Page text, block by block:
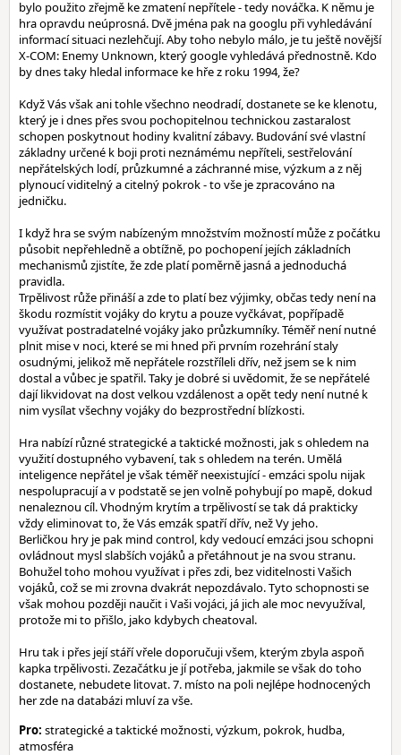
bylo použito zřejmě ke zmatení nepřítele - tedy nováčka. K němu je
hra opravdu neúprosná. Dvě jména pak na googlu při vyhledávání
informací situaci nezlehčují. Aby toho nebylo málo, je tu ještě novější
X-COM: Enemy Unknown, který google vyhledává přednostně. Kdo
by dnes taky hledal informace ke hře z roku 1994, že?
Když Vás však ani tohle všechno neodradí, dostanete se ke klenotu,
který je i dnes přes svou pochopitelnou technickou zastaralost
schopen poskytnout hodiny kvalitní zábavy. Budování své vlastní
základny určené k boji proti neznámému nepříteli, sestřelování
nepřátelských lodí, průzkumné a záchranné mise, výzkum a z něj
plynoucí viditelný a citelný pokrok - to vše je zpracováno na
jedničku.
I když hra se svým nabízeným množstvím možností může z počátku
působit nepřehledně a obtížně, po pochopení jejích základních
mechanismů zjistíte, že zde platí poměrně jasná a jednoduchá
pravidla.
Trpělivost růže přináší a zde to platí bez výjimky, občas tedy není na
škodu rozmístit vojáky do krytu a pouze vyčkávat, popřípadě
využívat postradatelné vojáky jako průzkumníky. Téměř není nutné
plnit mise v noci, které se mi hned při prvním rozehrání staly
osudnými, jelikož mě nepřátele rozstříleli dřív, než jsem se k nim
dostal a vůbec je spatřil. Taky je dobré si uvědomit, že se nepřátelé
dají likvidovat na dost velkou vzdálenost a opět tedy není nutné k
nim vysílat všechny vojáky do bezprostřední blízkosti.
Hra nabízí různé strategické a taktické možnosti, jak s ohledem na
využití dostupného vybavení, tak s ohledem na terén. Umělá
inteligence nepřátel je však téměř neexistující - emzáci spolu nijak
nespolupracují a v podstatě se jen volně pohybují po mapě, dokud
nenaleznou cíl. Vhodným krytím a trpělivostí se tak dá prakticky
vždy eliminovat to, že Vás emzák spatří dřív, než Vy jeho.
Berličkou hry je pak mind control, kdy vedoucí emzáci jsou schopni
ovládnout mysl slabších vojáků a přetáhnout je na svou stranu.
Bohužel toho mohou využívat i přes zdi, bez viditelnosti Vašich
vojáků, což se mi zrovna dvakrát nepozdávalo. Tyto schopnosti se
však mohou později naučit i Vaši vojáci, já jich ale moc nevyužíval,
protože mi to přišlo, jako kdybych cheatoval.
Hru tak i přes její stáří vřele doporučuji všem, kterým zbyla aspoň
kapka trpělivosti. Zezačátku je jí potřeba, jakmile se však do toho
dostanete, nebudete litovat. 7. místo na poli nejlépe hodnocených
her zde na databázi mluví za vše.
Pro: strategické a taktické možnosti, výzkum, pokrok, hudba,
atmosféra